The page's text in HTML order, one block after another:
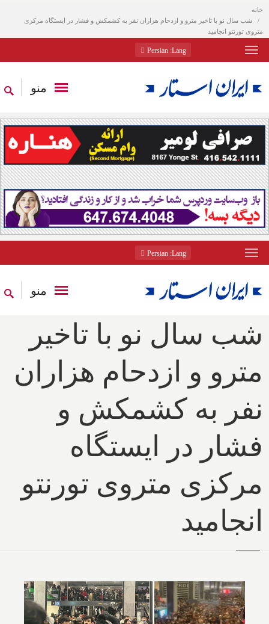
خانه
شب سال نو با تاخیر مترو و ازدحام هزاران نفر به کشمکش و فشار در ایستگاه مرکزی
متروی تورنتو انجامید
Lang
: Persian
منو
Lang
: Persian
منو
شب سال نو با تاخیر
مترو و ازدحام هزاران
نفر به کشمکش و
فشار در ایستگاه
مرکزی متروی تورنتو
انجامید